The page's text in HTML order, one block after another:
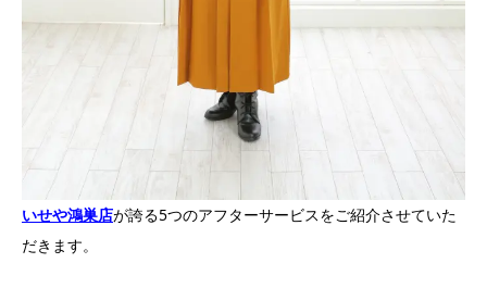
いせや鴻巣店が誇る5つのアフターサービスをご紹介させていた
だきます。